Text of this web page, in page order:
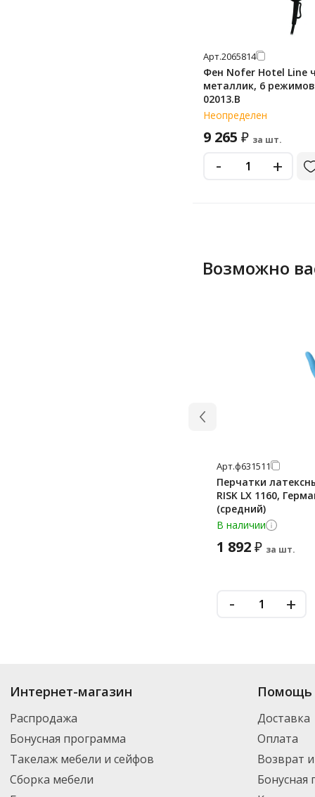
Арт.2065814
Фен Nofer Hotel Line
металлик, 6
02013.B
Неопределен
9 265 ₽ за шт.
- +
Возможно
Арт.ф631511
Перчатки
RISK LX 1160,
(средний)
В наличии
1 892₽ за шт.
- +
Купить
. В ассортименте интернет-
выбрать нужный товар и добавить его в корзину для дальнейшего
транспортной компанией DPD. Для постоянных клиентов - скидка,
Интернет-магазин
Распродажа
Бонусная программа
Такелаж мебели и сейфов
Сборка мебели
Помощь
Доставка
Оплата
Возврат
Бонусная